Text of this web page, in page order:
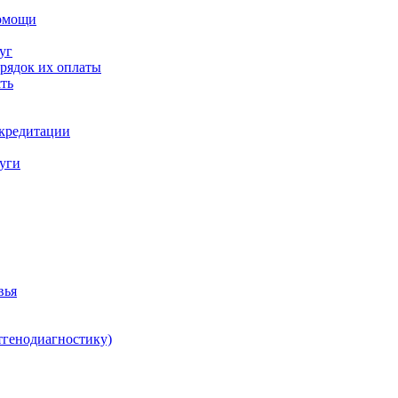
их оплаты